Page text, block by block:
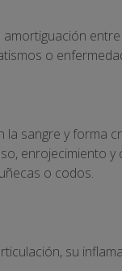
o
sangre y forma
enrojecimiento y
o codos.
su